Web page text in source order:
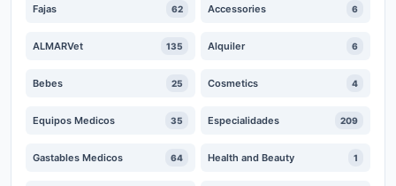
Fajas 62 Accessories 6
ALMARVet 135 Alquiler 6
Bebes 25 Cosmetics 4
Equipos Medicos 35 Especialidades 209
Gastables Medicos 64 Health and Beauty 1